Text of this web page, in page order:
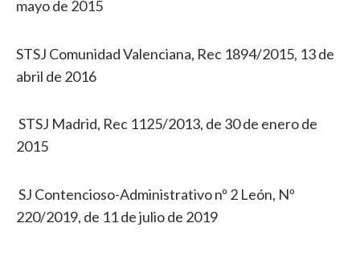
mayo de 2015
STSJ Comunidad Valenciana, Rec 1894/2015, 13 de
abril de 2016
STSJ Madrid, Rec 1125/2013, de 30 de enero de
2015
SJ Contencioso-Administrativo nº 2 León, Nº
220/2019, de 11 de julio de 2019